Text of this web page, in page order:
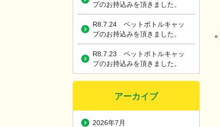
«
プのお持込みを頂きました。
R8.7.24 ペットボトルキャッ
プのお持込みを頂きました。
R8.7.23 ペットボトルキャッ
プのお持込みを頂きました。
アーカイブ
2026年7月